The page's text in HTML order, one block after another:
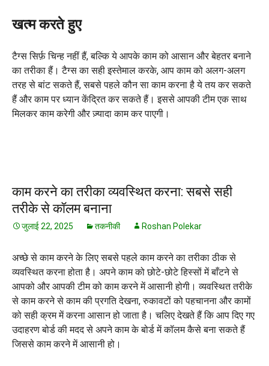
खत्म करते हुए
टैग्स सिर्फ़ चिन्ह नहीं हैं, बल्कि ये आपके काम को आसान और बेहतर बनाने
का तरीका हैं। टैग्स का सही इस्तेमाल करके, आप काम को अलग-अलग
तरह से बांट सकते हैं, सबसे पहले कौन सा काम करना है ये तय कर सकते
हैं और काम पर ध्यान केंद्रित कर सकते हैं। इससे आपकी टीम एक साथ
मिलकर काम करेगी और ज़्यादा काम कर पाएगी।
काम करने का तरीका व्यवस्थित करना: सबसे सही
तरीके से कॉलम बनाना
जुलाई 22, 2025 तकनीकी Roshan Polekar
अच्छे से काम करने के लिए सबसे पहले काम करने का तरीका ठीक से
व्यवस्थित करना होता है। अपने काम को छोटे-छोटे हिस्सों में बाँटने से
आपको और आपकी टीम को काम करने में आसानी होगी। व्यवस्थित तरीके
से काम करने से काम की प्रगति देखना, रुकावटों को पहचानना और कामों
को सही क्रम में करना आसान हो जाता है। चलिए देखते हैं कि आप दिए गए
उदाहरण बोर्ड की मदद से अपने काम के बोर्ड में कॉलम कैसे बना सकते हैं
जिससे काम करने में आसानी हो।